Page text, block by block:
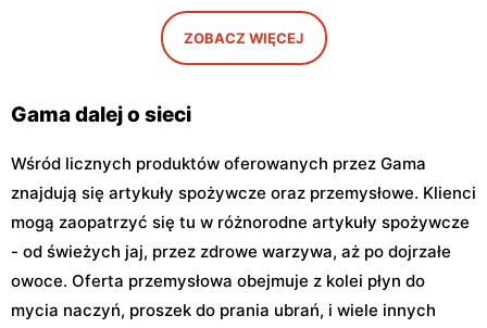
Łowicz, ul. Katarzynów 5
Gama
Nowe Łubki, ul. Nowe Łubki
14
ZOBACZ WIĘCEJ
Gama dalej o sieci
Wśród licznych produktów oferowanych przez Gama
znajdują się artykuły spożywcze oraz przemysłowe. Klienci
mogą zaopatrzyć się tu w różnorodne artykuły spożywcze
- od świeżych jaj, przez zdrowe warzywa, aż po dojrzałe
owoce. Oferta przemysłowa obejmuje z kolei płyn do
mycia naczyń, proszek do prania ubrań, i wiele innych